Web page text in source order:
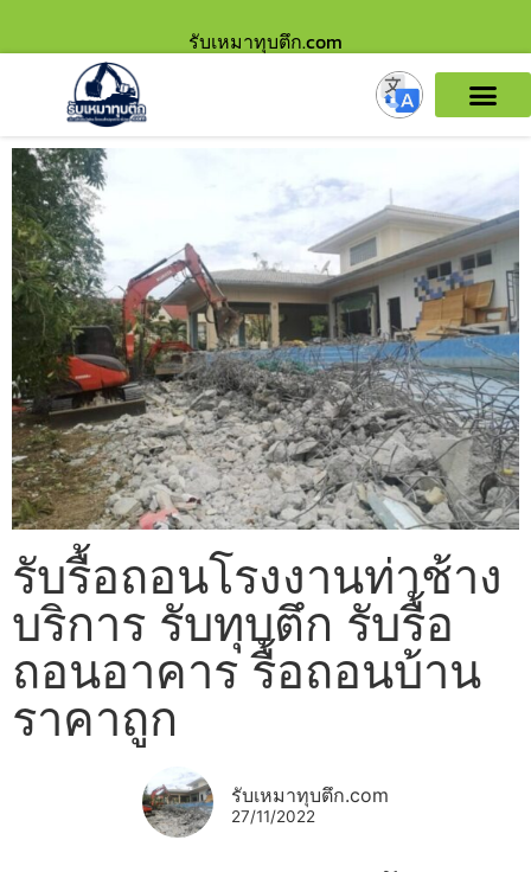
รับเหมาทุบตึก.com
รับรื้อถอนโรงงานท่าช้าง
บริการ รับทุบตึก รับรื้อ
ถอนอาคาร รื้อถอนบ้าน
ราคาถูก
รับเหมาทุบตึก.com
27/11/2022